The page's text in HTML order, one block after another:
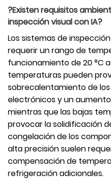
?Existen requisitos
inspección visual con IA?
Los sistemas de
requerir un rango de
funcionamiento de 20 °C a
temperaturas pueden
sobrecalentamiento de
electrónicos y un
mientras que las bajas
provocar la solidificación
congelación de los
alta precisión suelen
compensación de
refrigeración adicionales.